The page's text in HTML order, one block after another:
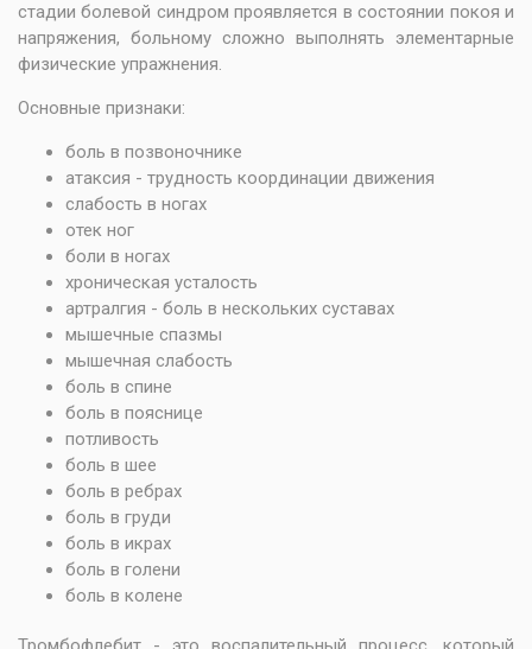
стадии болевой синдром проявляется в состоянии покоя и
напряжения, больному сложно выполнять элементарные
физические упражнения.
Основные признаки:
боль в позвоночнике
атаксия - трудность координации движения
слабость в ногах
отек ног
боли в ногах
хроническая усталость
артралгия - боль в нескольких суставах
мышечные спазмы
мышечная слабость
боль в спине
боль в пояснице
потливость
боль в шее
боль в ребрах
боль в груди
боль в икрах
боль в голени
боль в колене